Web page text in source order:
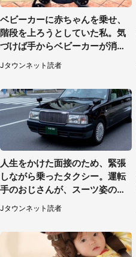
ベビーカーに赤ちゃんを乗せ、
階段を上ろうとしていた私。気
づけば手からベビーカーが消え
ていて（神奈川県・60代女性）
Jタウンネット読者
人生をかけた面接のため、緊張
しながら乗ったタクシー。運転
手のおじさんが、スーツ姿の私
を見て...（福岡県・30代女性）
Jタウンネット読者